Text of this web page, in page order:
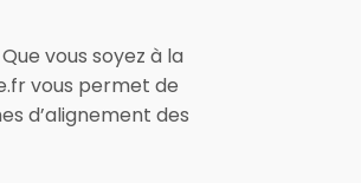
vous soyez à la
vous permet de
d’alignement des